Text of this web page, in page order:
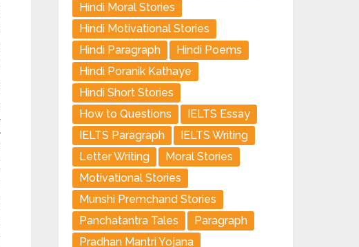
Hindi Moral Stories
Hindi Motivational Stories
Hindi Paragraph
Hindi Poems
Hindi Poranik Kathaye
Hindi Short Stories
How to Questions
IELTS Essay
IELTS Paragraph
IELTS Writing
Letter Writing
Moral Stories
Motivational Stories
Munshi Premchand Stories
Panchatantra Tales
Paragraph
Pradhan Mantri Yojana